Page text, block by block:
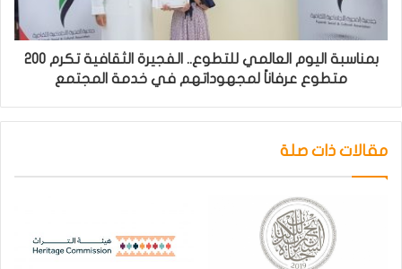
بمناسبة اليوم العالمي للتطوع.. الفجيرة الثقافية تكرم ٢٠٠
متطوع عرفاناً لمجهوداتهم في خدمة المجتمع
مقالات ذات صلة